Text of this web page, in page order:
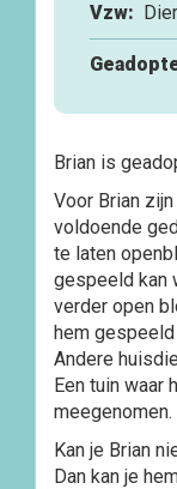
Vzw:
Brian is
Voor Brian
voldoende
te laten
gespeeld kan
verder open
hem gespeeld
Andere
Een tuin waar
meegenomen.
Kan je Brian
Dan kan je